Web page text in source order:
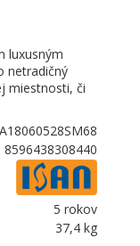
luxusným
netradičný
miestnosti, či
8596438308440
5 rokov
37,4 kg